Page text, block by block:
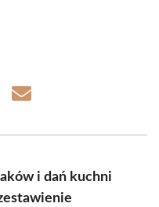
Share
i dań kuchni